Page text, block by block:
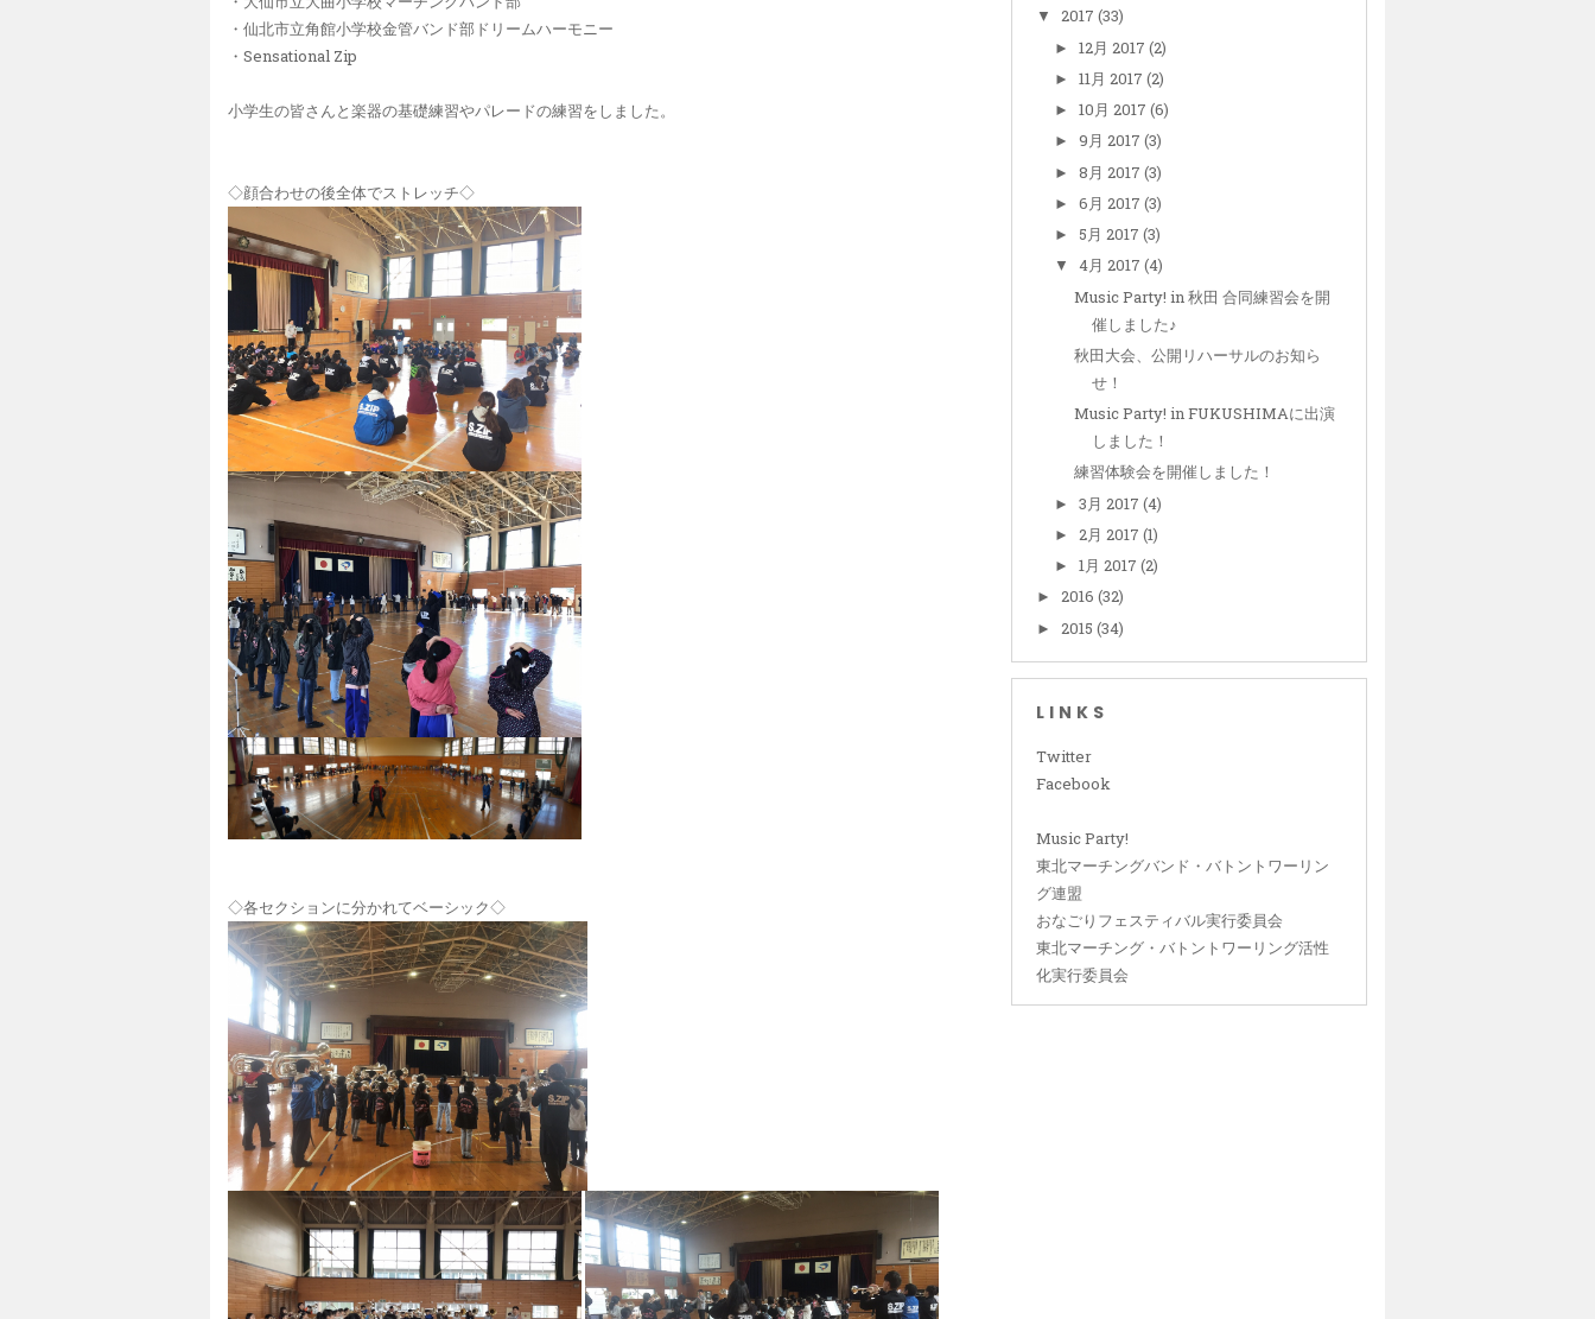
・仙北市立角館小学校金管バンド部ドリームハーモニー
・Sensational Zip
小学生の皆さんと楽器の基礎練習やパレードの練習をしました。
◇顔合わせの後全体でストレッチ◇
◇各セクションに分かれてベーシック◇
▼ 2017 (33)
►12月 2017(2)
►11月 2017(2)
►10月 2017(6)
►9月 2017(3)
►8月 2017(3)
►6月 2017(3)
► 5月 2017(3)
▼4月 2017(4)
Music Party! in 秋田 合同練習会を開
催しました♪
秋田大会、公開リハーサルのお知ら
せ！
Music Party! in FUKUSHIMAに出演
しました！
練習体験会を開催しました！
►3月 2017(4)
► 2月 2017(1)
►1月 2017(2)
► 2016 (32)
► 2015 (34)
LINKS
Twitter
Facebook
Music Party!
東北マーチングバンド・バトントワーリン
グ連盟
おなごりフェスティバル実行委員会
東北マーチング・バトントワーリング活性
化実行委員会